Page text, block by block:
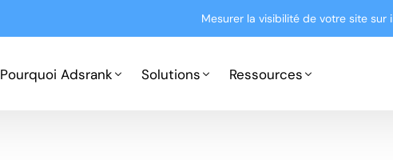
Mesurer la visibilité de votre site sur
Pourquoi Adsrank Solutions Ressources